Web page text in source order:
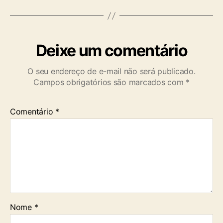
Deixe um comentário
O seu endereço de e-mail não será publicado.
Campos obrigatórios são marcados com *
Comentário *
Nome *